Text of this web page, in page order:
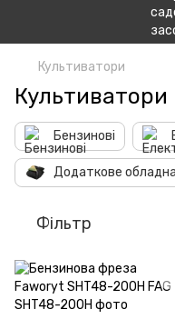
Культиватори
Культиватори
Бензинові
Додаткове
Фільтр